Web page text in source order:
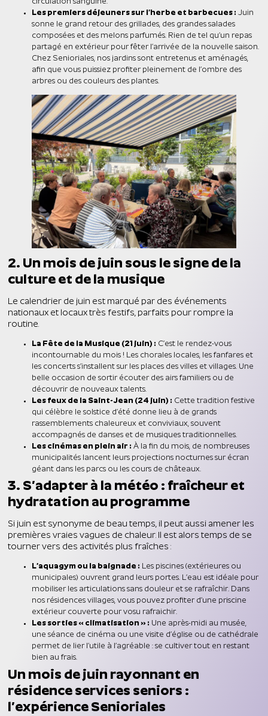
Les premiers déjeuners sur l’herbe et barbecues : Juin
sonne le grand retour des grillades, des grandes salades
composées et des melons parfumés. Rien de tel qu’un repas
partagé en extérieur pour fêter l’arrivée de la nouvelle saison.
Chez Senioriales, nos jardins sont entretenus et aménagés,
afin que vous puissiez profiter pleinement de l’ombre des
arbres ou des couleurs des plantes.
2. Un mois de juin sous le signe de la
culture et de la musique
Le calendrier de juin est marqué par des événements
nationaux et locaux très festifs, parfaits pour rompre la
routine.
La Fête de la Musique (21 juin) : C’est le rendez-vous
incontournable du mois ! Les chorales locales, les fanfares et
les concerts s’installent sur les places des villes et villages. Une
belle occasion de sortir écouter des airs familiers ou de
découvrir de nouveaux talents.
Les feux de la Saint-Jean (24 juin) : Cette tradition festive
qui célèbre le solstice d’été donne lieu à de grands
rassemblements chaleureux et conviviaux, souvent
accompagnés de danses et de musiques traditionnelles.
Les cinémas en plein air : À la fin du mois, de nombreuses
municipalités lancent leurs projections nocturnes sur écran
géant dans les parcs ou les cours de châteaux.
3. S’adapter à la météo : fraîcheur et
hydratation au programme
Si juin est synonyme de beau temps, il peut aussi amener les
premières vraies vagues de chaleur. Il est alors temps de se
tourner vers des activités plus fraîches :
L’aquagym ou la baignade : Les piscines (extérieures ou
municipales) ouvrent grand leurs portes. L’eau est idéale pour
mobiliser les articulations sans douleur et se rafraîchir. Dans
nos résidences villages, vous pouvez profiter d’une priscine
extérieur couverte pour vosu rafraichir.
Les sorties « climatisation » : Une après-midi au musée,
une séance de cinéma ou une visite d’église ou de cathédrale
permet de lier l’utile à l’agréable : se cultiver tout en restant
bien au frais.
Un mois de juin rayonnant en
résidence services seniors :
l’expérience Senioriales